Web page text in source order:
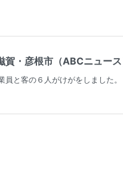
賀・彦根市（ABCニュー
と客の６人がけがをしました